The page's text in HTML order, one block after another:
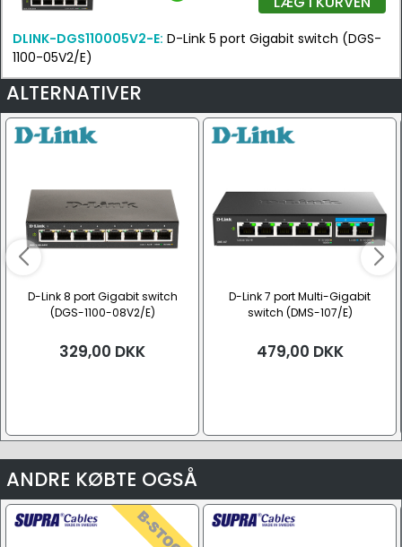
DLINK-DGS110005V2-E: D-Link 5 port Gigabit switch (DGS-
1100-05V2/E)
ALTERNATIVER
D-Link 8 port Gigabit switch
(DGS-1100-08V2/E)
329,00 DKK
D-Link 7 port Multi-Gigabit
switch (DMS-107/E)
479,00 DKK
ANDRE KØBTE OGSÅ